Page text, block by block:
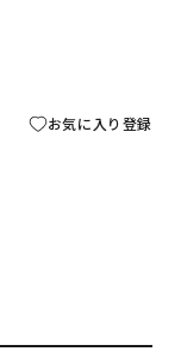
お気に入り登録